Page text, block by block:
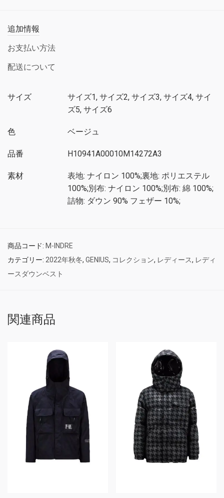
追加情報
お支払い方法
配送について
サイズ
サイズ1, サイズ2, サイズ3, サイズ4, サイ
ズ5, サイズ6
色 ベージュ
品番 H10941A00010M14272A3
素材
表地: ナイロン 100%;裏地: ポリエステル
100%;別布: ナイロン 100%;別布: 綿 100%;
詰物: ダウン 90% フェザー 10%;
商品コード: M-INDRE
カテゴリー: 2022年秋冬, GENIUS, コレクション, レディース, レディ
ースダウンベスト
関連商品